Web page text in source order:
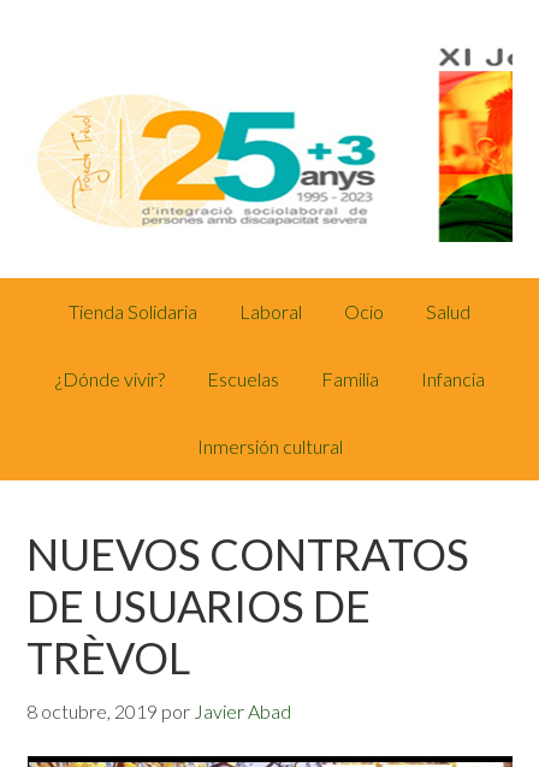
Tienda Solidaria Laboral Ocio Salud
¿Dónde vivir? Escuelas Familia Infancia
Inmersión cultural
NUEVOS CONTRATOS
DE USUARIOS DE
TRÈVOL
8 octubre, 2019 por Javier Abad